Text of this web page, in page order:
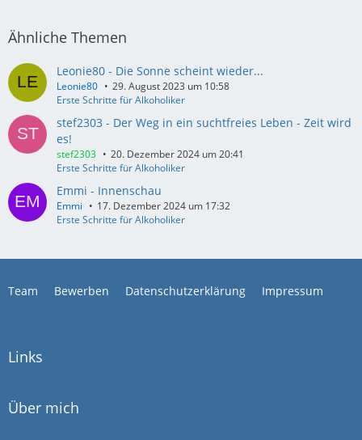
Ähnliche Themen
Leonie80 - Die Sonne scheint wieder...
Leonie80
29. August 2023 um 10:58
Erste Schritte für Alkoholiker
stef2303 - Der Weg in ein suchtfreies Leben - Zeit wird
es!
stef2303
20. Dezember 2024 um 20:41
Erste Schritte für Alkoholiker
Emmi - Innenschau
Emmi
17. Dezember 2024 um 17:32
Erste Schritte für Alkoholiker
Team Bewerben Datenschutzerklärung Impressum
Links
Über mich